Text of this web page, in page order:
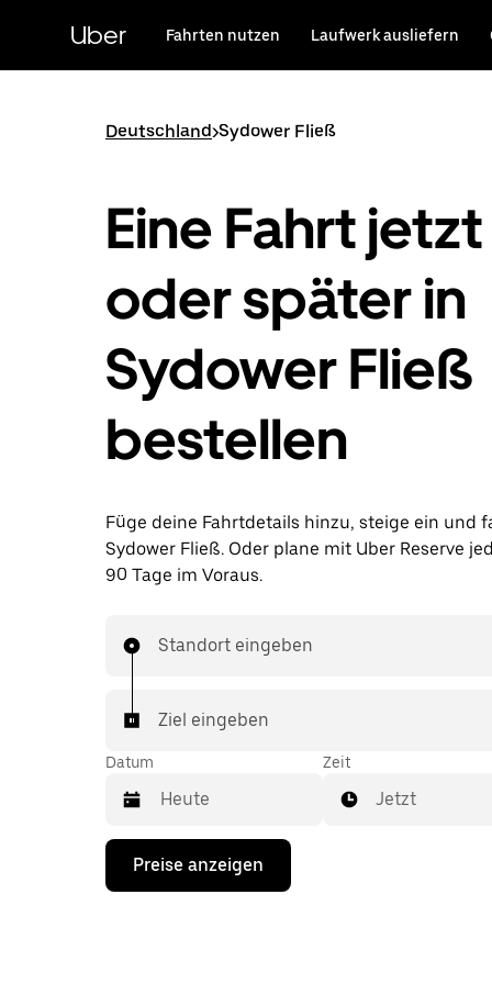
HauptinhaltUber Fahrten nutzen Laufwerk ausliefern
Deutschland>Sydower Fließ
Eine Fahrt jetzt
oder später in
Sydower Fließ
bestellen
Füge deine Fahrtdetails hinzu, steige ein und
Sydower Fließ. Oder plane mit Uber Reserve
90 Tage im Voraus.
Standort eingeben
Ziel eingeben
Datum
Drücke
Nach-
Zeit
Jetzt
Preise anzeigen